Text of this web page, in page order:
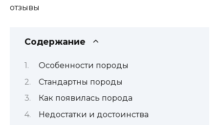
Содержание
Особенности породы
Стандартны породы
Как появилась порода
Недостатки и достоинства